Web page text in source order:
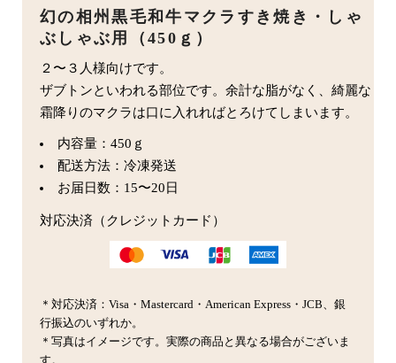
幻の相州黒毛和牛マクラすき焼き・しゃ
ぶしゃぶ用（450ｇ）
２〜３人様向けです。
ザブトンといわれる部位です。余計な脂がなく、綺麗な
霜降りのマクラは口に入れればとろけてしまいます。
内容量：450ｇ
配送方法：冷凍発送
お届日数：15〜20日
対応決済（クレジットカード）
＊対応決済：Visa・Mastercard・American Express・JCB、銀
行振込のいずれか。
＊写真はイメージです。実際の商品と異なる場合がございま
す。